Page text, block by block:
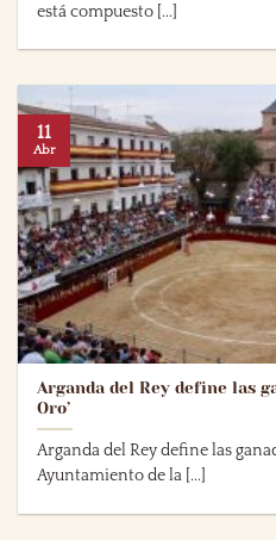
está compuesto [...]
Arganda del Rey define las
Oro’
Arganda del Rey define las
Ayuntamiento de la [...]
11
Abr